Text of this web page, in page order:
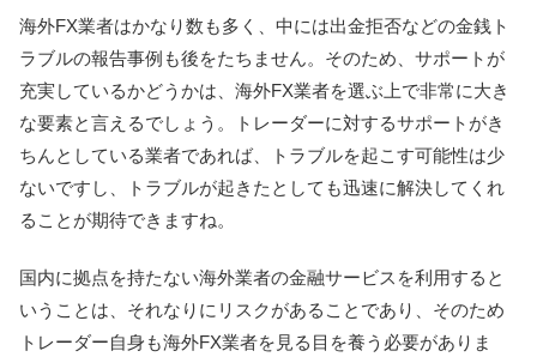
海外FX業者はかなり数も多く、中には出金拒否などの金銭ト
ラブルの報告事例も後をたちません。そのため、サポートが
充実しているかどうかは、海外FX業者を選ぶ上で非常に大き
な要素と言えるでしょう。トレーダーに対するサポートがき
ちんとしている業者であれば、トラブルを起こす可能性は少
ないですし、トラブルが起きたとしても迅速に解決してくれ
ることが期待できますね。
国内に拠点を持たない海外業者の金融サービスを利用すると
いうことは、それなりにリスクがあることであり、そのため
トレーダー自身も海外FX業者を見る目を養う必要がありま